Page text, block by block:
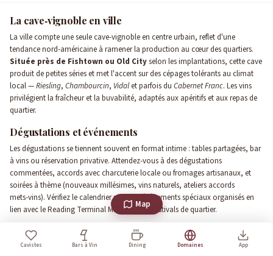
La cave‑vignoble en ville
La ville compte une seule cave‑vignoble en centre urbain, reflet d'une
tendance nord‑américaine à ramener la production au cœur des quartiers.
Située près de Fishtown ou Old Cityselon les implantations, cette cave
produit de petites séries et met l'accent sur des cépages tolérants au climat
local —Riesling, Chambourcin, Vidalet parfois du Cabernet Franc. Les vins
privilégient la fraîcheur et la buvabilité, adaptés aux apéritifs et aux repas de
quartier.
Dégustations et événements
Les dégustations se tiennent souvent en format intime : tables partagées, bar
à vins ou réservation privative. Attendez‑vous à des dégustations
commentées, accords avec charcuterie locale ou fromages artisanaux, et
soirées à thème (nouveaux millésimes, vins naturels, ateliers accords
mets‑vins). Vérifiez le calendrier pour les événements spéciaux organisés en
lien avec le Reading Terminal Market ou les festivals de quartier.
Explorer la région depuis Philadelphia
Philadelphia est un excellent camp de base pour visiter les vignobles de
Cavistes Bars à Vin Dining Domaines App
Map